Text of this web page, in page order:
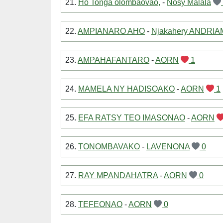
21. Ho Tonga olombaovao, - Nosy Malala
22. AMPIANARO AHO - Njakahery
23. AMPAHAFANTARO -AORN 1
24. MAMELA NY HADISOAKO -AORN 1
25. EFA RATSY TEO IMASONAO -AORN
26. TONOMBAVAKO - LAVENONA 0
27. RAY MPANDAHATRA -AORN 0
28. TEFEONAO -AORN 0